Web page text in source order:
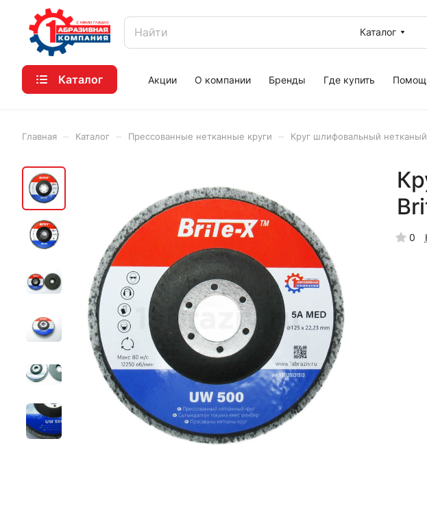
Каталог
Каталог Акции О компании Бренды Где купить
Главная Каталог Прессованные нетканные круги Круг шлифовальный
0